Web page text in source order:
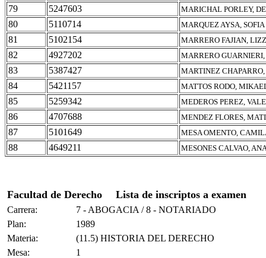
79 5247603 MARICHAL PORLEY,
80 5110714 MARQUEZ AYSA, SOFIA
81 5102154 MARRERO FAJIAN,
82 4927202 MARRERO
83 5387427 MARTINEZ
84 5421157 MATTOS RODO,
85 5259342 MEDEROS PEREZ,
86 4707688 MENDEZ FLORES,
87 5101649 MESA OMENTO,
88 4649211 MESONES CALVAO,
Facultad de Derecho Lista de inscriptos a examen
Carrera:
7 - ABOGACIA / 8 - NOTARIADO
Plan:
1989
Materia:
(11.5) HISTORIA DEL DERECHO
Mesa:
1